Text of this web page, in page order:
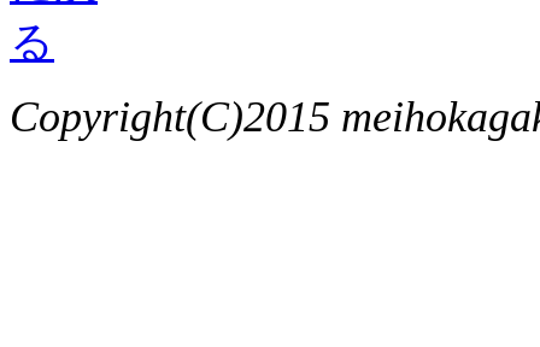
Copyright(C)2015